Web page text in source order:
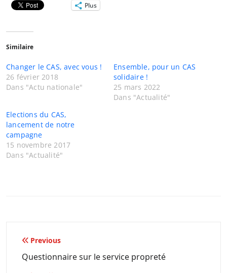
Plus
Similaire
Changer le CAS, avec vous !
26 février 2018
Dans "Actu nationale"
Ensemble, pour un CAS
solidaire !
25 mars 2022
Dans "Actualité"
Elections du CAS,
lancement de notre
campagne
15 novembre 2017
Dans "Actualité"
Navigation
de
Previous
Questionnaire sur le service propreté